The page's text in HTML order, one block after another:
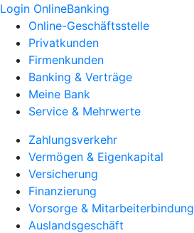
Login OnlineBanking
Online-Geschäftsstelle
Privatkunden
Firmenkunden
Banking & Verträge
Meine Bank
Service & Mehrwerte
Zahlungsverkehr
Vermögen & Eigenkapital
Versicherung
Finanzierung
Vorsorge & Mitarbeiterbindung
Auslandsgeschäft